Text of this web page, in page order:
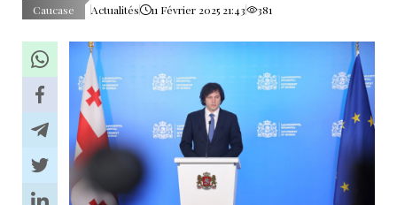
Caucase Actualités 11 Février 2025 21:43 381